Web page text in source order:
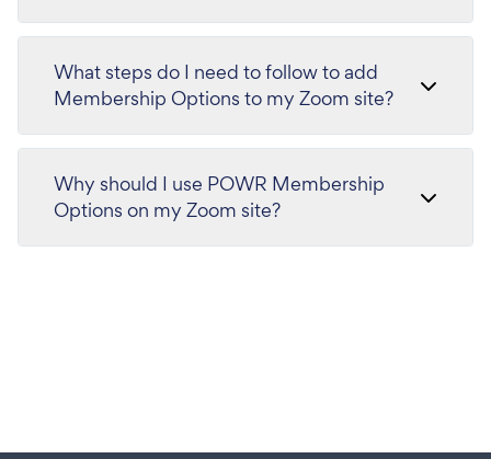
What steps do I need to follow to add
Membership Options to my Zoom site?
Why should I use POWR Membership
Options on my Zoom site?